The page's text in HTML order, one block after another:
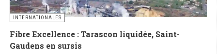
INTERNATIONALES
Fibre Excellence : Tarascon liquidée, Saint-
Gaudens en sursis